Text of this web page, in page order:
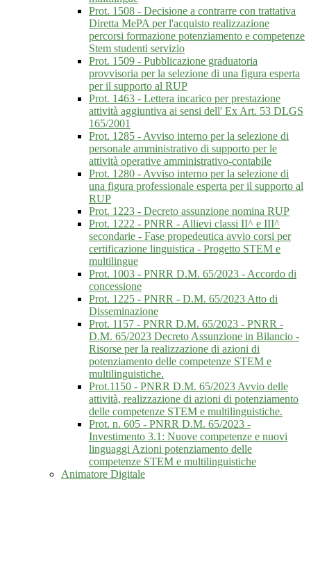
Prot. 1508 - Decisione a contrarre con trattativa
Diretta MePA per l'acquisto realizzazione
percorsi formazione potenziamento e competenze
Stem studenti servizio
Prot. 1509 - Pubblicazione graduatoria
provvisoria per la selezione di una figura esperta
per il supporto al RUP
Prot. 1463 - Lettera incarico per prestazione
attività aggiuntiva ai sensi dell' Ex Art. 53 DLGS
165/2001
Prot. 1285 - Avviso interno per la selezione di
personale amministrativo di supporto per le
attività operative amministrativo-contabile
Prot. 1280 - Avviso interno per la selezione di
una figura professionale esperta per il supporto al
RUP
Prot. 1223 - Decreto assunzione nomina RUP
Prot. 1222 - PNRR - Allievi classi II^ e III^
secondarie - Fase propedeutica avvio corsi per
certificazione linguistica - Progetto STEM e
multilingue
Prot. 1003 - PNRR D.M. 65/2023 - Accordo di
concessione
Prot. 1225 - PNRR - D.M. 65/2023 Atto di
Disseminazione
Prot. 1157 - PNRR D.M. 65/2023 - PNRR -
D.M. 65/2023 Decreto Assunzione in Bilancio -
Risorse per la realizzazione di azioni di
potenziamento delle competenze STEM e
multilinguistiche.
Prot.1150 - PNRR D.M. 65/2023 Avvio delle
attività, realizzazione di azioni di potenziamento
delle competenze STEM e multilinguistiche.
Prot. n. 605 - PNRR D.M. 65/2023 -
Investimento 3.1: Nuove competenze e nuovi
linguaggi Azioni potenziamento delle
competenze STEM e multilinguistiche
Animatore Digitale